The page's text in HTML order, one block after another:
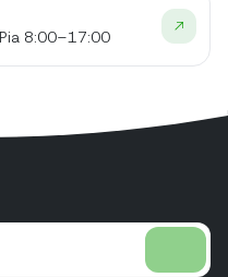
8:00–17:00